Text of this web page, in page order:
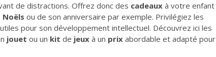
de distractions. Offrez donc des cadeaux à votre enfant
Noëls ou de son anniversaire par exemple. Privilégiez les
utiles pour son développement intellectuel. Découvrez ici les
jouet ou un kit de jeux à un prix abordable et adapté pour